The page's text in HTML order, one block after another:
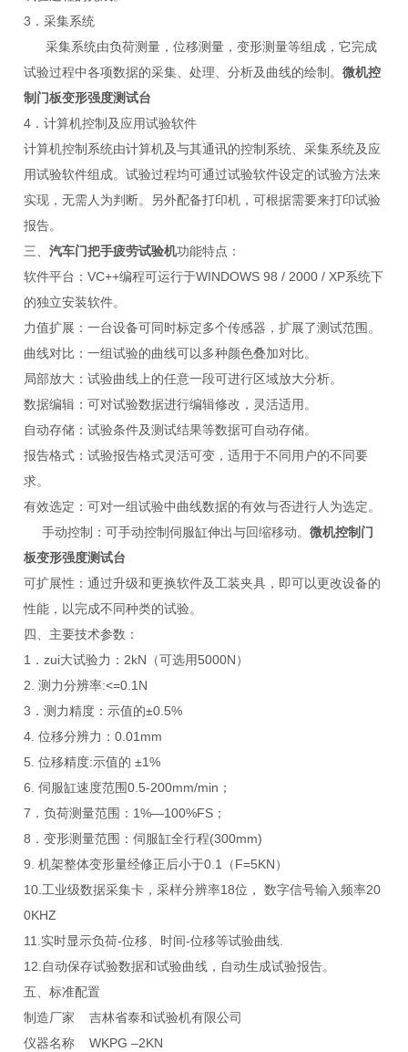
3．采集系统
采集系统由负荷测量，位移测量，变形测量等组成，它完成
试验过程中各项数据的采集、处理、分析及曲线的绘制。微机控
制门板变形强度测试台
4．计算机控制及应用试验软件
计算机控制系统由计算机及与其通讯的控制系统、采集系统及应
用试验软件组成。试验过程均可通过试验软件设定的试验方法来
实现，无需人为判断。另外配备打印机，可根据需要来打印试验
报告。
三、汽车门把手疲劳试验机功能特点：
软件平台：VC++编程可运行于WINDOWS 98 / 2000 / XP系统下
的独立安装软件。
力值扩展：一台设备可同时标定多个传感器，扩展了测试范围。
曲线对比：一组试验的曲线可以多种颜色叠加对比。
局部放大：试验曲线上的任意一段可进行区域放大分析。
数据编辑：可对试验数据进行编辑修改，灵活适用。
自动存储：试验条件及测试结果等数据可自动存储。
报告格式：试验报告格式灵活可变，适用于不同用户的不同要
求。
有效选定：可对一组试验中曲线数据的有效与否进行人为选定。
手动控制：可手动控制伺服缸伸出与回缩移动。微机控制门
板变形强度测试台
可扩展性：通过升级和更换软件及工装夹具，即可以更改设备的
性能，以完成不同种类的试验。
四、主要技术参数：
1．zui大试验力：2kN（可选用5000N）
2. 测力分辨率:<=0.1N
3．测力精度：示值的±0.5%
4. 位移分辨力：0.01mm
5. 位移精度:示值的 ±1%
6. 伺服缸速度范围0.5-200mm/min；
7．负荷测量范围：1%—100%FS；
8．变形测量范围：伺服缸全行程(300mm)
9. 机架整体变形量经修正后小于0.1（F=5KN）
10.工业级数据采集卡，采样分辨率18位， 数字信号输入频率20
0KHZ
11.实时显示负荷-位移、时间-位移等试验曲线.
12.自动保存试验数据和试验曲线，自动生成试验报告。
五、标准配置
制造厂家 吉林省泰和试验机有限公司
仪器名称 WKPG –2KN